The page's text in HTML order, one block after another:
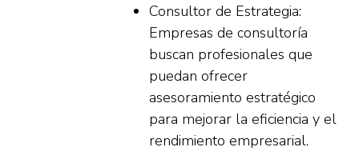
Consultor de Estrategia:
Empresas de consultoría
buscan profesionales que
puedan ofrecer
asesoramiento estratégico
para mejorar la eficiencia y el
rendimiento empresarial.